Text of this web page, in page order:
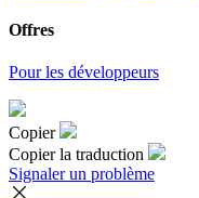
Offres
Pour les développeurs
Copier
Copier la traduction
Signaler un problème